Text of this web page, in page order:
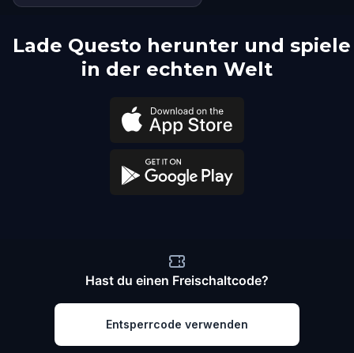
Lade Questo herunter und spiele
in der echten Welt
Hast du einen Freischaltcode?
Entsperrcode verwenden